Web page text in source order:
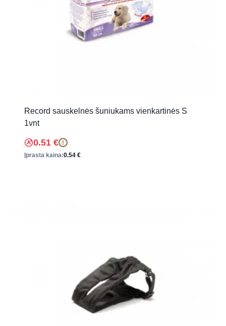
Record sauskelnės šuniukams vienkartinės S
1vnt
0.51 € !
Įprasta kaina:0.54 €